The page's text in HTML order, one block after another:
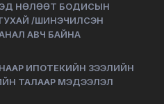
НӨЛӨӨТ БОДИСЫН
/ШИНЭЧИЛСЭН
АВЧ БАЙНА
ИПОТЕКИЙН ЗЭЭЛИЙН
ТАЛААР МЭДЭЭЛЭЛ